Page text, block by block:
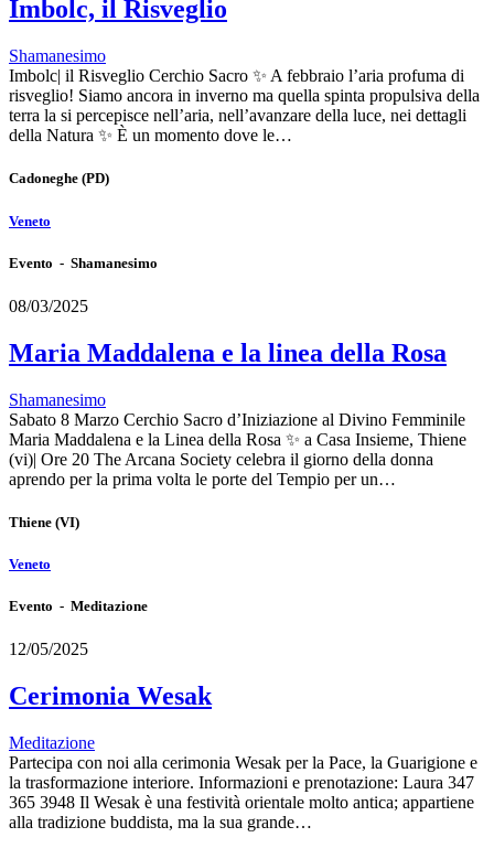
Imbolc, il Risveglio
Shamanesimo
Imbolc| il Risveglio Cerchio Sacro ✨ A febbraio l’aria profuma di
risveglio! Siamo ancora in inverno ma quella spinta propulsiva della
terra la si percepisce nell’aria, nell’avanzare della luce, nei dettagli
della Natura ✨ È un momento dove le…
Cadoneghe (PD)
Veneto
Evento - Shamanesimo
08/03/2025
Maria Maddalena e la linea della Rosa
Shamanesimo
Sabato 8 Marzo Cerchio Sacro d’Iniziazione al Divino Femminile
Maria Maddalena e la Linea della Rosa ✨ a Casa Insieme, Thiene
(vi)| Ore 20 The Arcana Society celebra il giorno della donna
aprendo per la prima volta le porte del Tempio per un…
Thiene (VI)
Veneto
Evento - Meditazione
12/05/2025
Cerimonia Wesak
Meditazione
Partecipa con noi alla cerimonia Wesak per la Pace, la Guarigione e
la trasformazione interiore. Informazioni e prenotazione: Laura 347
365 3948 Il Wesak è una festività orientale molto antica; appartiene
alla tradizione buddista, ma la sua grande…